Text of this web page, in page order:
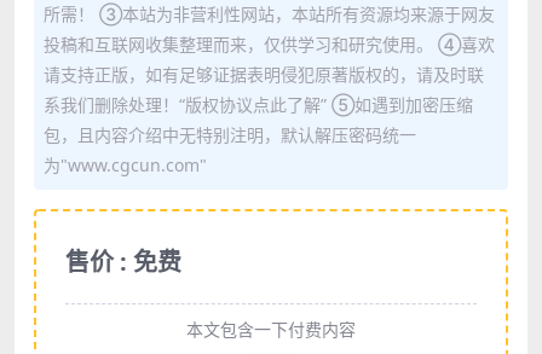
所需！ ③本站为非营利性网站，本站所有资源均来源于网友
投稿和互联网收集整理而来，仅供学习和研究使用。 ④喜欢
请支持正版，如有足够证据表明侵犯原著版权的，请及时联
系我们删除处理！“版权协议点此了解” ⑤如遇到加密压缩
包，且内容介绍中无特别注明，默认解压密码统一
为"www.cgcun.com"
售价 : 免费
本文包含一下付费内容